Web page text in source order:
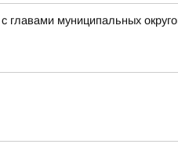
главами муниципальных